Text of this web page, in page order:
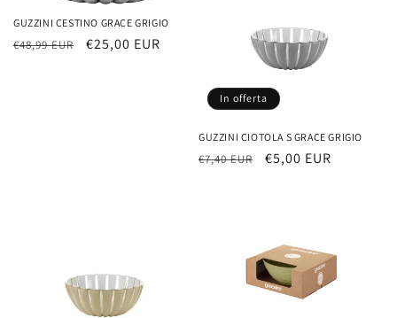
GUZZINI CESTINO GRACE GRIGIO
Prezzo
€48,99 EUR
Prezzo
€25,00 EUR
In offerta
GUZZINI CIOTOLA S GRACE GRIGIO
Prezzo
€7,40 EUR
Prezzo
€5,00 EUR